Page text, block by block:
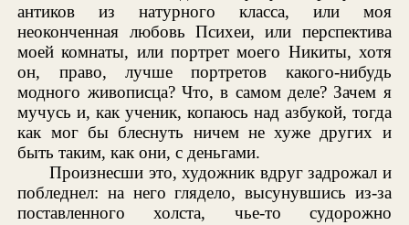
антиков из натурного класса, или моя
неоконченная любовь Психеи, или перспектива
моей комнаты, или портрет моего Никиты, хотя
он, право, лучше портретов какого-нибудь
модного живописца? Что, в самом деле? Зачем я
мучусь и, как ученик, копаюсь над азбукой, тогда
как мог бы блеснуть ничем не хуже других и
быть таким, как они, с деньгами.
Произнесши это, художник вдруг задрожал и
побледнел: на него глядело, высунувшись из-за
поставленного холста, чье-то судорожно